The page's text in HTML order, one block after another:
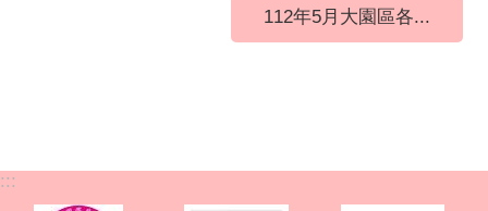
112年5月大園區各...
:::